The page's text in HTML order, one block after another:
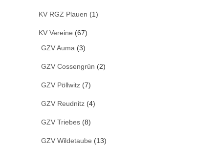
KV RGZ Plauen (1)
KV Vereine (67)
GZV Auma (3)
GZV Cossengrün (2)
GZV Pöllwitz (7)
GZV Reudnitz (4)
GZV Triebes (8)
GZV Wildetaube (13)